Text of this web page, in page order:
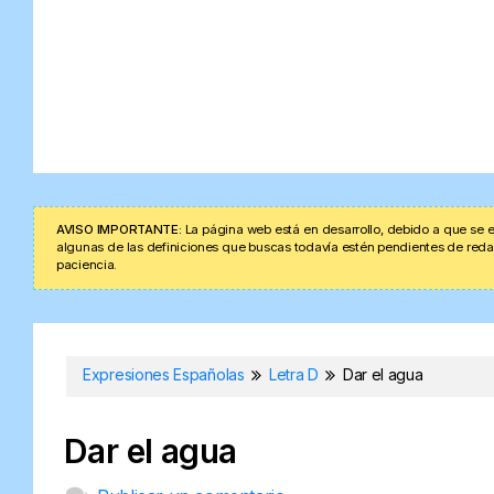
AVISO IMPORTANTE: La página web está en desarrollo, debido a que
algunas de las definiciones que buscas todavía estén pendientes de
paciencia.
Expresiones Españolas Letra D Dar el agua
Dar el agua